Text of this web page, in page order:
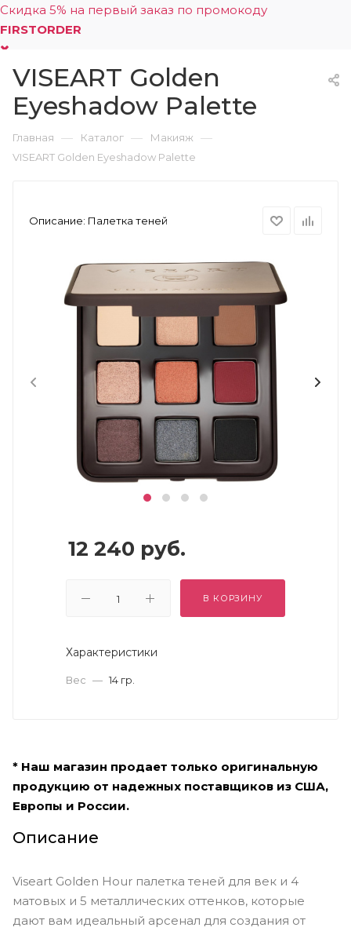
Скидка 5% на первый заказ по промокоду
FIRSTORDER
0
VISEART Golden
Eyeshadow Palette
Главная — Каталог — Макияж —
VISEART Golden Eyeshadow Palette
Описание: Палетка теней
12 240 руб.
В КОРЗИНУ
Характеристики
Вес — 14 гр.
* Наш магазин продает только оригинальную
продукцию от надежных поставщиков из США,
Европы и России.
Описание
Viseart Golden Hour палетка теней для век и 4
матовых и 5 металлических оттенков, которые
дают вам идеальный арсенал для создания от